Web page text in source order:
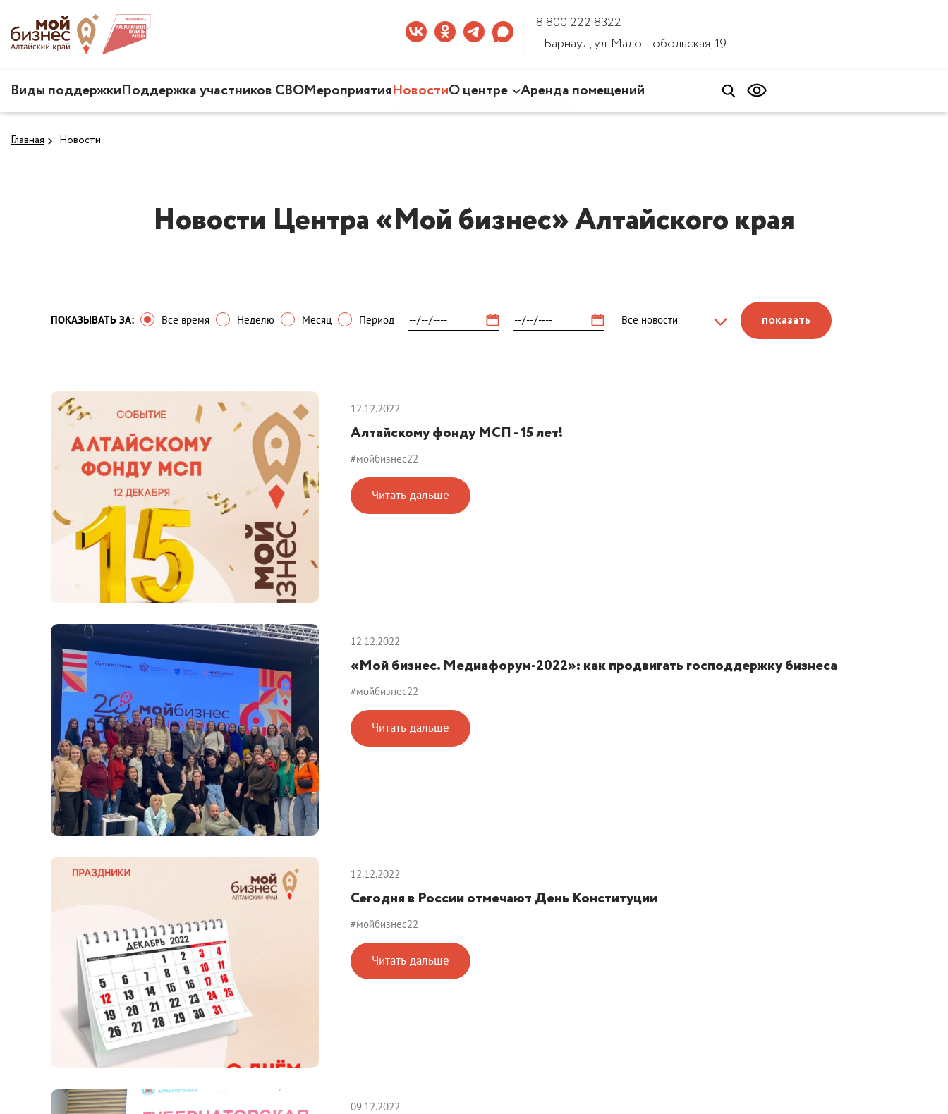
8 800 222 8322
г. Барнаул, ул. Мало-Тобольская, 19
Виды поддержкиПоддержка участников СВОМероприятияНовостиО центре
3D-тур по Центру
Аренда помещений
Главная Новости
Новости Центра «Мой бизнес» Алтайского края
ПОКАЗЫВАТЬ ЗА: Все время Неделю Месяц Период показать
12.12.2022
Алтайскому фонду МСП - 15 лет!
#мойбизнес22
Читать дальше
12.12.2022
«Мой бизнес. Медиафорум-2022»: как продвигать господдержку бизнеса
#мойбизнес22
Читать дальше
12.12.2022
Сегодня в России отмечают День Конституции
#мойбизнес22
Читать дальше
09.12.2022